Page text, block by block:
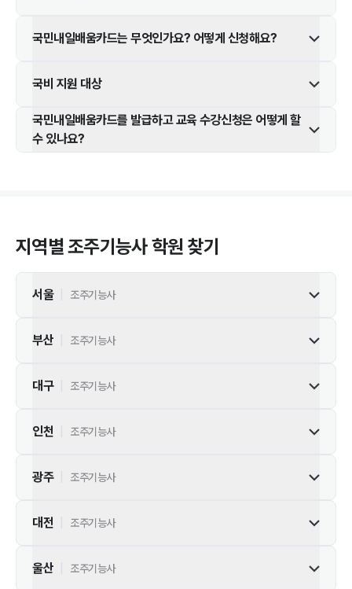
국민내일배움카드는 무엇인가요? 어떻게 신청해요?
국비 지원 대상
국민내일배움카드를 발급하고 교육 수강신청은 어떻게 할
수 있나요?
지역별조주기능사학원 찾기
서울 조주기능사
부산 조주기능사
대구 조주기능사
인천 조주기능사
광주 조주기능사
대전 조주기능사
울산 조주기능사